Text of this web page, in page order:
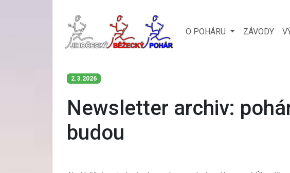
O POHÁRU ZÁVODY
2.3.2026
Newsletter archiv:
budou